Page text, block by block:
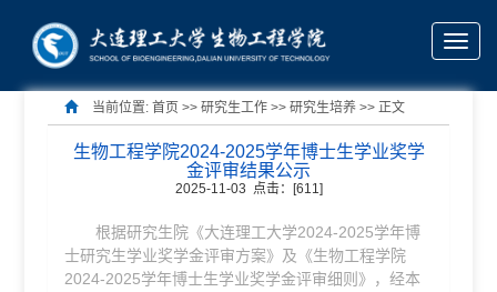
Toggle
当前位置: 首页 >> 研究生工作 >> 研究生培养>> 正文
生物工程学院2024-2025学年博士生学业奖学
金评审结果公示
2025-11-03 点击：[611]
根据研究生院《大连理工大学2024-2025学年博
士研究生学业奖学金评审方案》及《生物工程学院
2024-2025学年博士生学业奖学金评审细则》，经本